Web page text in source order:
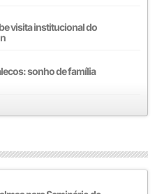
visita institucional do
sonho de família